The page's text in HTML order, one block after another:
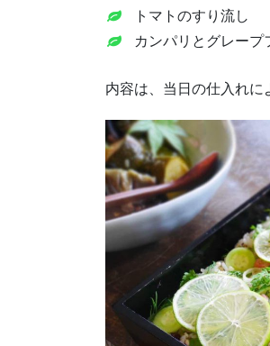
トマトのすり流し
カンパリとグレープ
内容は、当日の仕入れに